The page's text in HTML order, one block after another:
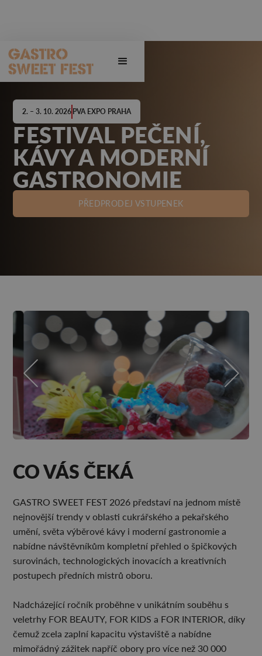
2. – 3. 10. 2026PVA EXPO PRAHA
FESTIVAL PEČENÍ,
KÁVY A MODERNÍ
GASTRONOMIE
PŘEDPRODEJ VSTUPENEK
CO VÁS ČEKÁ
GASTRO SWEET FEST 2026 představí na jednom místě
nejnovější trendy v oblasti cukrářského a pekařského
umění, světa výběrové kávy i moderní gastronomie a
nabídne návštěvníkům kompletní přehled o špičkových
surovinách, technologických inovacích a kreativních
postupech předních mistrů oboru.
Nadcházející ročník proběhne v unikátním souběhu s
veletrhy FOR BEAUTY, FOR KIDS a FOR INTERIOR, díky
čemuž zcela zaplní kapacitu výstaviště a nabídne
mimořádný zážitek napříč obory pro více než 30 000